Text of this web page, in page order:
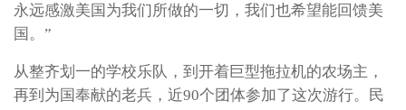
永远感激美国为我们所做的一切，我们也希望能回馈美
国。”
从整齐划一的学校乐队，到开着巨型拖拉机的农场主，
再到为国奉献的老兵，近90个团体参加了这次游行。民